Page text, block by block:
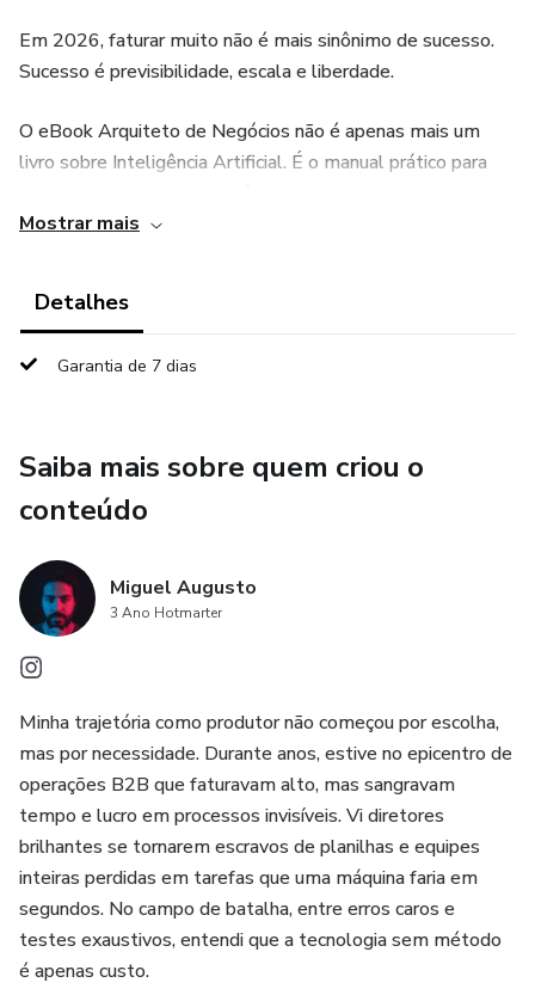
Em 2026, faturar muito não é mais sinônimo de sucesso.
Sucesso é previsibilidade, escala e liberdade.
O eBook Arquiteto de Negócios não é apenas mais um
livro sobre Inteligência Artificial. É o manual prático para
infraestrutura capaz de escalar sem depender da sua
O que você vai dominar dentro deste guia:
A Tríade da Escala: Como alinhar Processos, Dados e IA
Engenharia de Processos: Saia da "minha cabeça" para
manuais replicáveis (POPs) que sua equipe realmente
segue.
Cultura Data-Driven: Como enxergar os gargalos
financeiros e operacionais antes que eles virem crises.
IA de Verdade: Esqueça o básico. Aprenda como agentes
autônomos e n8n podem atuar como seu time invisível de
pré-vendas e gestão.
Este produto é para você se: ✅ Sua operação é refém do
seu tempo e energia. ✅ Você sente que sua equipe é
produtiva, mas falta ordem e dados. ✅ Você quer usar a IA
para vender mais e reduzir o CAC, mas não sabe por onde
começar.
O QUE VOCÊ LEVA: Além do método completo, você
Mostrar mais
Detalhes
Garantia de 7 dias
Saiba mais sobre quem criou o
conteúdo
Miguel Augusto
3 Ano Hotmarter
Minha trajetória como produtor não começou por escolha,
mas por necessidade. Durante anos, estive no epicentro de
operações B2B que faturavam alto, mas sangravam
tempo e lucro em processos invisíveis. Vi diretores
brilhantes se tornarem escravos de planilhas e equipes
inteiras perdidas em tarefas que uma máquina faria em
segundos. No campo de batalha, entre erros caros e
testes exaustivos, entendi que a tecnologia sem método
é apenas custo.